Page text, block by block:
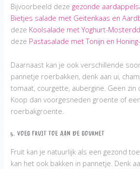
Bijvoorbeeld deze gezonde
Bietjes salade met Geitenkaas en
deze Koolsalade met Yoghurt-
deze Pastasalade met Tonijn en
Daarnaast kan je ook verschillende
pannetje roerbakken, denk aan ui,
tomaat, courgette, aubergine. Geen zin
Koop dan voorgesneden groente of
roerbakgroente.
5. Voeg fruit toe aan de gourmet
Fruit kan je natuurlijk als een gezond
kan het ook bakken in pannetje. Denk